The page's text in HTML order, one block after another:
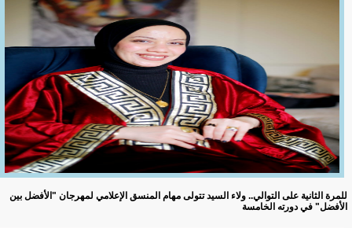
للمرة الثانية على التوالي.. ولاء السيد تتولى مهام المنسق الإعلامي لمهرجان "الأفضل بين
الأفضل" في دورته الخامسة